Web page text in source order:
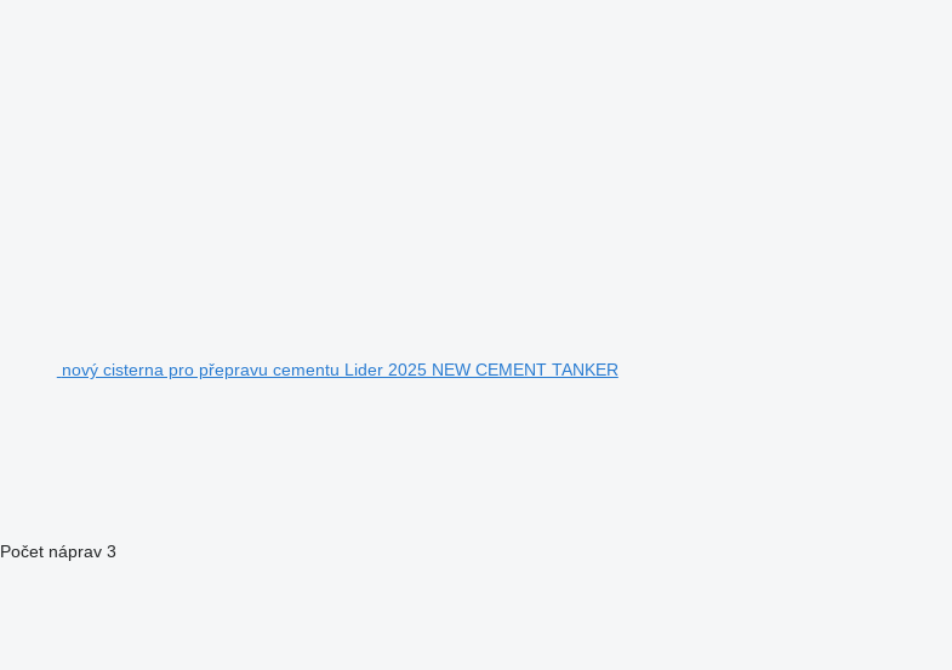
nový cisterna pro přepravu cementu Lider 2025 NEW CEMENT TANKER
Počet náprav 3